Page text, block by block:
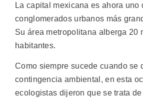
La capital mexicana es ahora uno
conglomerados urbanos más
Su área metropolitana alberga 20
habitantes.
Como siempre sucede cuando se
contingencia ambiental, en esta
ecologistas dijeron que se trata